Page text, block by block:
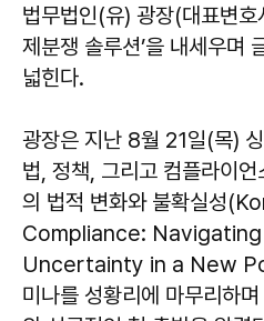
법무법인(유) 광장(대표변호
제분쟁 솔루션’을 내세우며
넓힌다.
광장은 지난 8월 21일(목)
법, 정책, 그리고 컴플라이
의 법적 변화와 불확실성
Compliance:
Uncertainty in a New
미나를 성황리에 마무리하